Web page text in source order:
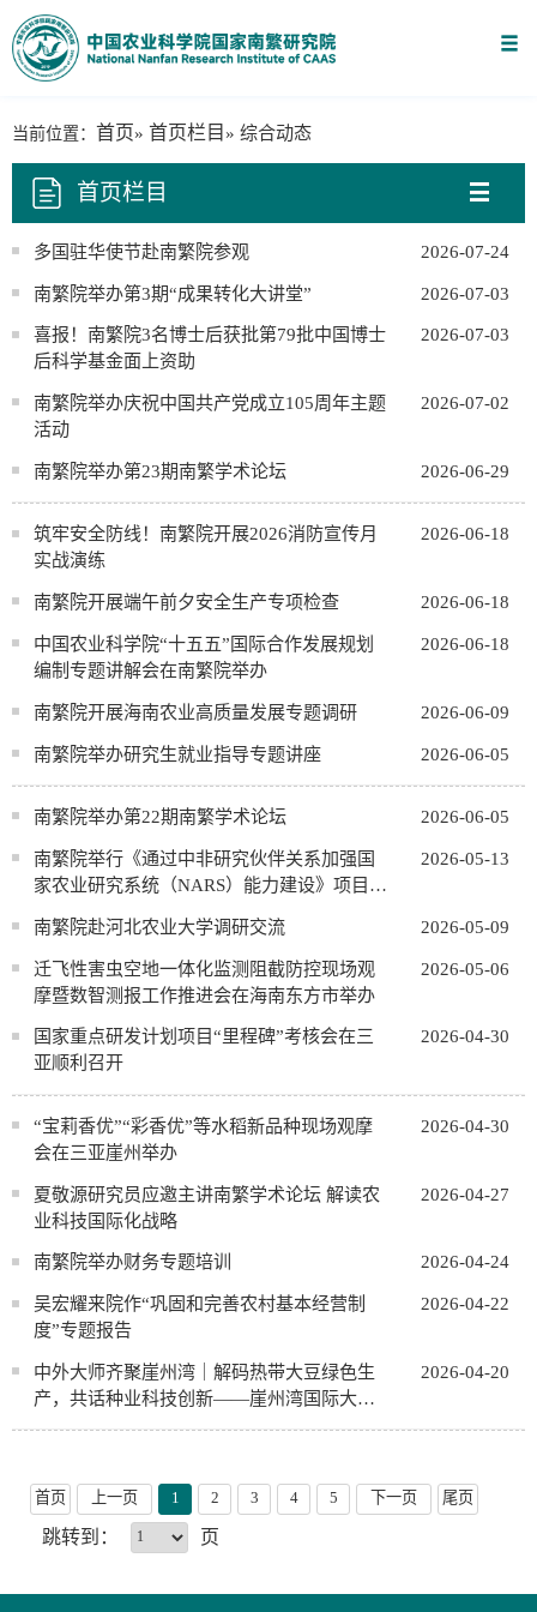
当前位置： 首页» 首页栏目» 综合动态
首页栏目
多国驻华使节赴南繁院参观 2026-07-24
南繁院举办第3期“成果转化大讲堂” 2026-07-03
喜报！南繁院3名博士后获批第79批中国博士
后科学基金面上资助
2026-07-03
南繁院举办庆祝中国共产党成立105周年主题
活动
2026-07-02
南繁院举办第23期南繁学术论坛 2026-06-29
筑牢安全防线！南繁院开展2026消防宣传月
实战演练
2026-06-18
南繁院开展端午前夕安全生产专项检查 2026-06-18
中国农业科学院“十五五”国际合作发展规划
编制专题讲解会在南繁院举办
2026-06-18
南繁院开展海南农业高质量发展专题调研 2026-06-09
南繁院举办研究生就业指导专题讲座 2026-06-05
南繁院举办第22期南繁学术论坛 2026-06-05
南繁院举行《通过中非研究伙伴关系加强国
家农业研究系统（NARS）能力建设》项目考
2026-05-13
南繁院赴河北农业大学调研交流 2026-05-09
迁飞性害虫空地一体化监测阻截防控现场观
摩暨数智测报工作推进会在海南东方市举办
2026-05-06
国家重点研发计划项目“里程碑”考核会在三
亚顺利召开
2026-04-30
“宝莉香优”“彩香优”等水稻新品种现场观摩
会在三亚崖州举办
2026-04-30
夏敬源研究员应邀主讲南繁学术论坛 解读农
业科技国际化战略
2026-04-27
南繁院举办财务专题培训 2026-04-24
吴宏耀来院作“巩固和完善农村基本经营制
度”专题报告
2026-04-22
中外大师齐聚崖州湾｜解码热带大豆绿色生
产，共话种业科技创新——崖州湾国际大师
2026-04-20
首页 上一页 1 2 3 4 5 下一页 尾页
跳转到： 页